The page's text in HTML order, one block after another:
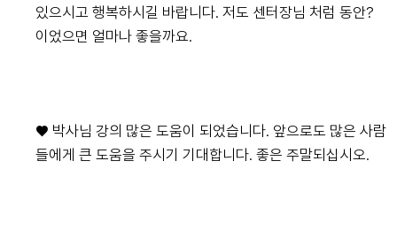
있으시고 행복하시길 바랍니다. 저도 센터장님 처럼 동안?
이었으면 얼마나 좋을까요.
♥ 박사님 강의 많은 도움이 되었습니다. 앞으로도 많은 사람
들에게 큰 도움을 주시기 기대합니다. 좋은 주말되십시오.